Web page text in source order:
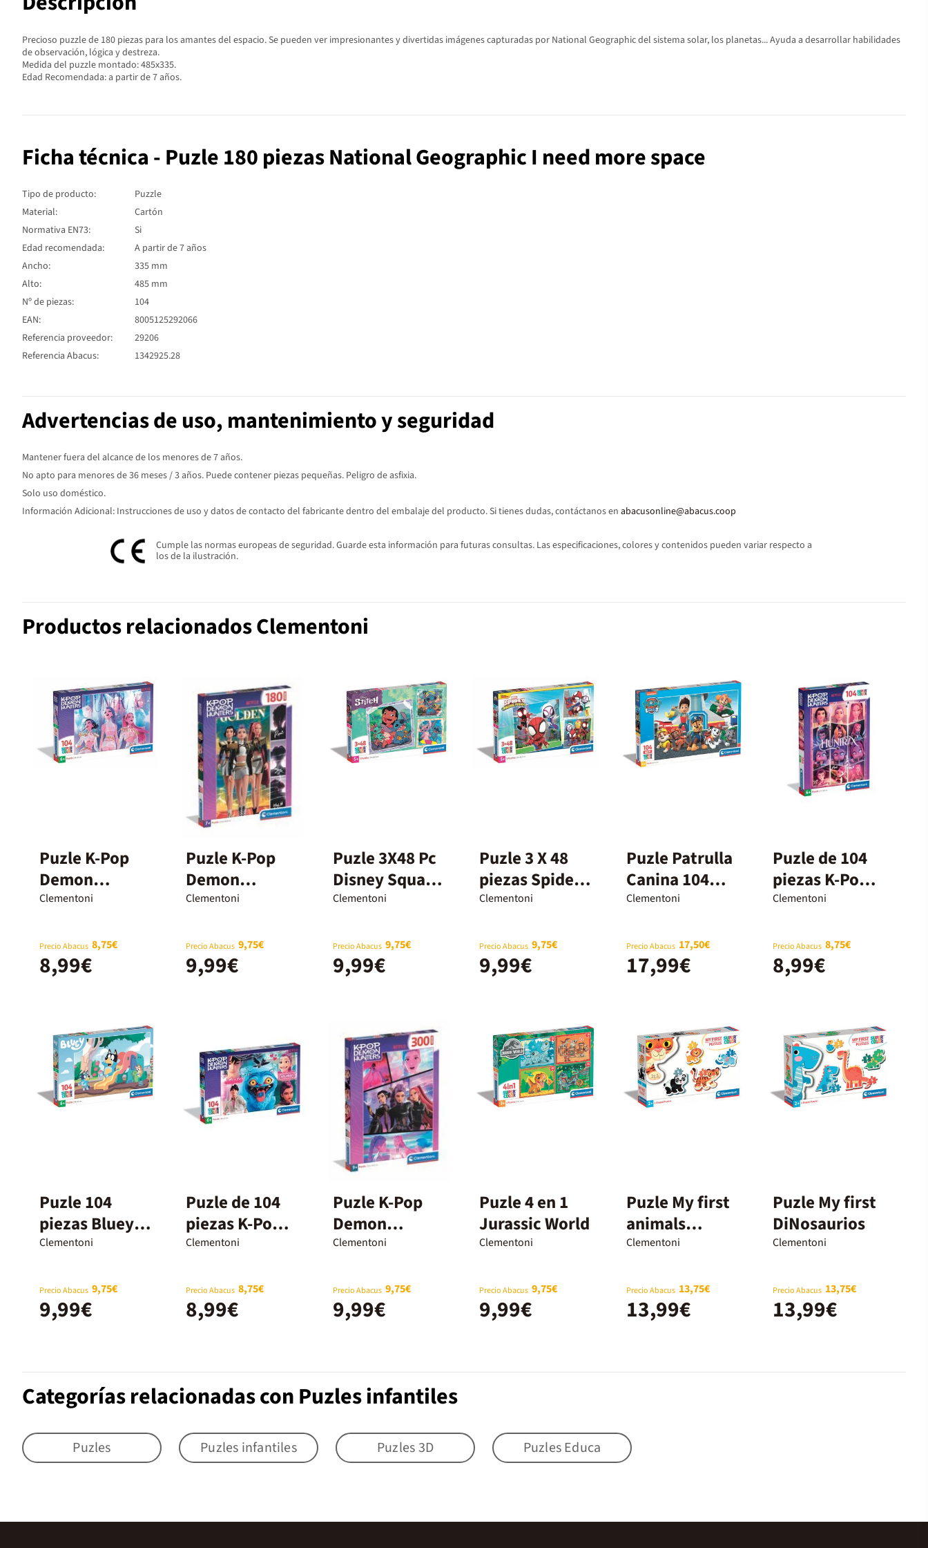
Precioso puzzle de 180 piezas para los amantes del espacio. Se pueden ver impresionantes y divertidas imágenes capturadas por National Geographic del sistema solar, los planetas... Ayuda a desarrollar habilidades
de observación, lógica y destreza.
Medida del puzzle montado: 485x335.
Edad Recomendada: a partir de 7 años.
Ficha técnica - Puzle 180 piezas National Geographic I need more space
Tipo de producto:
Puzzle
Material:
Cartón
Normativa EN73:
Si
Edad recomendada:
A partir de 7 años
Ancho:
335 mm
Alto:
485 mm
Nº de piezas:
104
EAN:
8005125292066
Referencia proveedor:
29206
Referencia Abacus:
1342925.28
Advertencias de uso, mantenimiento y seguridad
Mantener fuera del alcance de los menores de 7 años.
No apto para menores de 36 meses / 3 años. Puede contener piezas pequeñas. Peligro de asfixia.
Solo uso doméstico.
Información Adicional: Instrucciones de uso y datos de contacto del fabricante dentro del embalaje del producto. Si tienes dudas, contáctanos en abacusonline@abacus.coop
Cumple las normas europeas de seguridad. Guarde esta información para futuras consultas. Las especificaciones, colores y contenidos pueden variar respecto a
los de la ilustración.
Productos relacionados Clementoni
Puzle K-Pop
Demon
Hunters
piezas
Clementoni
Precio Abacus 8,75€
8,99€
Puzle K-Pop
Demon
Hunters
piezas
Clementoni
Precio Abacus 9,75€
9,99€
Puzle 3X48 Pc
Disney Square
Stitch
Clementoni
Precio Abacus 9,75€
9,99€
Puzle 3 X 48
piezas Spidey
y Amigos
Clementoni
Precio Abacus 9,75€
9,99€
Puzle Patrulla
Canina 104
piezas maxi
Clementoni
Precio Abacus 17,50€
17,99€
Puzle de 104
piezas K-Pop
Demon
Huntrix 2
Clementoni
Precio Abacus 8,75€
8,99€
Puzle 104
piezas Bluey
parque
Clementoni
Precio Abacus 9,75€
9,99€
Puzle de 104
piezas K-Pop
Demon
Huntrix 3
Clementoni
Precio Abacus 8,75€
8,99€
Puzle K-Pop
Demon
Hunters 300
Clementoni
Precio Abacus 9,75€
9,99€
Puzle 4 en 1
Jurassic World
Clementoni
Precio Abacus 9,75€
9,99€
Puzle My first
animals
salvatges
Clementoni
Precio Abacus 13,75€
13,99€
Puzle My first
DiNosaurios
Clementoni
Precio Abacus 13,75€
13,99€
Categorías relacionadas con Puzles infantiles
Puzles Puzles infantiles Puzles 3D Puzles Educa